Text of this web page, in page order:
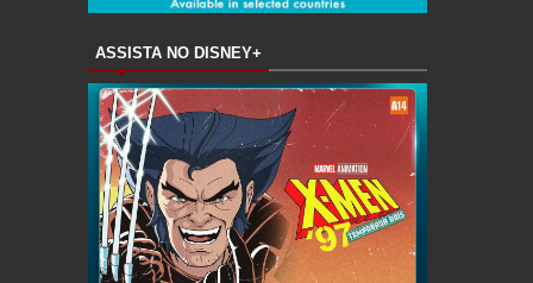
ASSISTA NO DISNEY+